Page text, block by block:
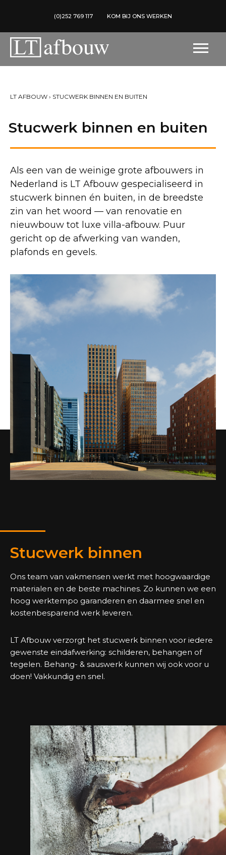
(0)252 769 117 KOM BIJ ONS WERKEN
LT AFBOUW › STUCWERK BINNEN EN BUITEN
Stucwerk binnen en buiten
Als een van de weinige grote afbouwers in
Nederland is LT Afbouw gespecialiseerd in
stucwerk binnen én buiten, in de breedste
zin van het woord — van renovatie en
nieuwbouw tot luxe villa-afbouw. Puur
gericht op de afwerking van wanden,
plafonds en gevels.
Stucwerk binnen
Ons team van vakmensen werkt met hoogwaardige
materialen en de beste machines. Zo kunnen we een
hoog werktempo garanderen en daarmee snel en
kostenbesparend werk leveren.
LT Afbouw verzorgt het stucwerk binnen voor iedere
gewenste eindafwerking: schilderen, behangen of
tegelen. Behang- & sauswerk kunnen wij ook voor u
doen! Vakkundig en snel.